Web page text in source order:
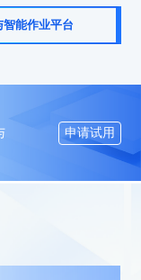
能作业平台
申请试用